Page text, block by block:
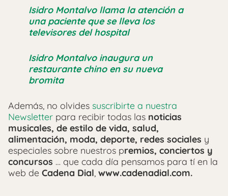
Isidro Montalvo llama la atención a
una paciente que se lleva los
televisores del hospital
Isidro Montalvo inaugura un
restaurante chino en su nueva
bromita
Además, no olvides suscribirte a nuestra
Newsletter para recibir todas las noticias
musicales, de estilo de vida, salud,
alimentación, moda, deporte, redes sociales y
especiales sobre nuestros premios, conciertos y
concursos … que cada día pensamos para tí en la
web de Cadena Dial, www.cadenadial.com.